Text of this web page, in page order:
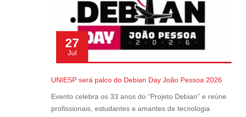
27
Jul
UNIESP será palco do Debian Day João Pessoa 2026
Evento celebra os 33 anos do “Projeto Debian” e reúne
profissionais, estudantes e amantes de tecnologia